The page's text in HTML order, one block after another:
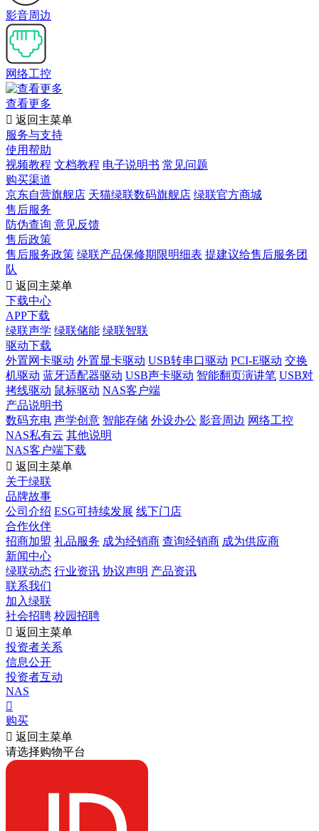
影音周边
网络工控
查看更多
 返回主菜单
服务与支持
使用帮助
视频教程 文档教程 电子说明书 常见问题
购买渠道
京东自营旗舰店 天猫绿联数码旗舰店 绿联官方商城
售后服务
防伪查询 意见反馈
售后政策
售后服务政策 绿联产品保修期限明细表 提建议给售后服务团
队
 返回主菜单
下载中心
APP下载
绿联声学 绿联储能 绿联智联
驱动下载
外置网卡驱动 外置显卡驱动 USB转串口驱动 PCI-E驱动 交换
机驱动 蓝牙适配器驱动 USB声卡驱动 智能翻页演讲笔 USB对
拷线驱动 鼠标驱动 NAS客户端
产品说明书
数码充电 声学创意 智能存储 外设办公 影音周边 网络工控
NAS私有云 其他说明
NAS客户端下载
 返回主菜单
关于绿联
品牌故事
公司介绍 ESG可持续发展 线下门店
合作伙伴
招商加盟 礼品服务 成为经销商 查询经销商 成为供应商
新闻中心
绿联动态 行业资讯 协议声明 产品资讯
联系我们
加入绿联
社会招聘 校园招聘
 返回主菜单
投资者关系
信息公开
投资者互动
NAS

购买
 返回主菜单
请选择购物平台